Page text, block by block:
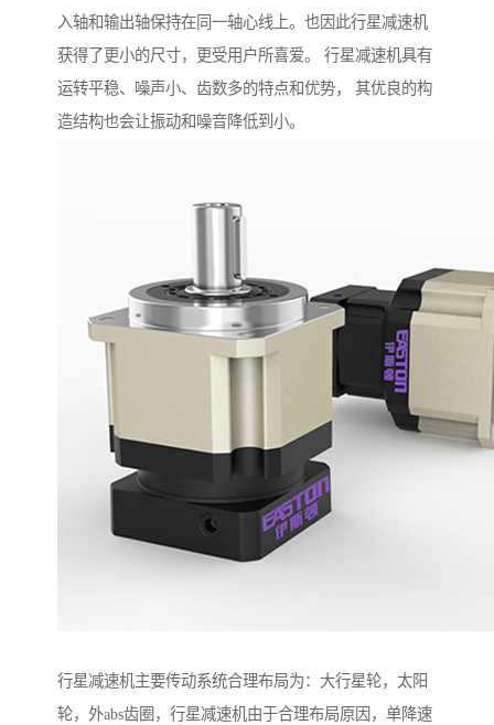
入轴和输出轴保持在同一轴心线上。也因此行星减速机
获得了更小的尺寸，更受用户所喜爱。 行星减速机具有
运转平稳、噪声小、齿数多的特点和优势， 其优良的构
造结构也会让振动和噪音降低到小。
行星减速机主要传动系统合理布局为：大行星轮，太阳
轮，外abs齿圈，行星减速机由于合理布局原因，单降速